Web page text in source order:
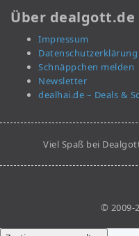
Über dealgott.de
Impressum
Datenschutzerklärung
Schnäppchen melden
Newsletter
dealhai.de – Deals &
Viel Spaß bei
© 2009-